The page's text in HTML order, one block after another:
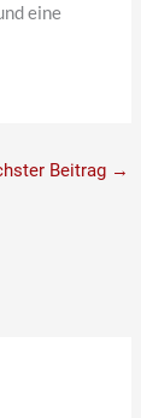
eine
Beitrag →